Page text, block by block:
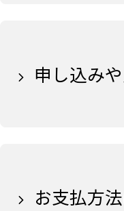
申し込み
お支払方